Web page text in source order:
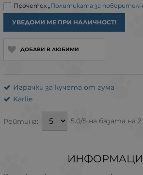
Прочетох „ Политиката за
УВЕДОМИ МЕ ПРИ НАЛИЧНОСТ!
ДОБАВИ В ЛЮБИМИ
Играчки за кучета от гума
Karlie
Рейтинг: 5.0/5 на базата на